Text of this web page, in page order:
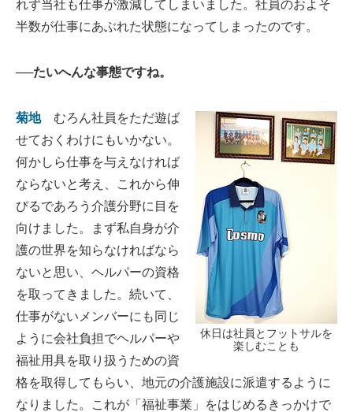
れず当社も仕事が激減してしまいました。社員のおよそ
半数が仕事にあぶれた状態になってしまったのです。
──たいへんな事態ですね。
休日は社員とフットサルを
楽しむことも
菊地むろん社員をただ遊ば
せておくわけにもいかない。
何かしら仕事を与えなければ
ならないと考え、これから伸
びるであろう介護分野に目を
向けました。まず私自身が介
護の世界を知らなければなら
ないと思い、ヘルパーの資格
を取ってきました。続いて、
仕事がないメンバーにも同じ
ように会社負担でヘルパーや
福祉用具を取り扱うための資
格を取得してもらい、地元の介護施設に派遣するように
なりました。これが「福祉事業」をはじめるきっかけで